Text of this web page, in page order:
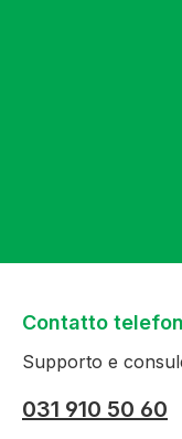
Contatto
Supporto e
031 910 50 60